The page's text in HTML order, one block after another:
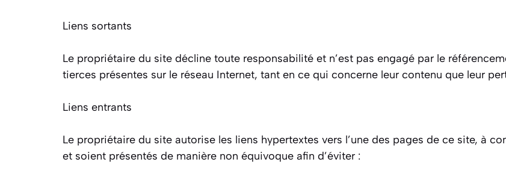
Liens sortants
Le propriétaire du site décline toute responsabilité et n’est pas engagé par le
tierces présentes sur le réseau Internet, tant en ce qui concerne leur contenu que leur
Liens entrants
Le propriétaire du site autorise les liens hypertextes vers l’une des pages de ce site, à
et soient présentés de manière non équivoque afin d’éviter :